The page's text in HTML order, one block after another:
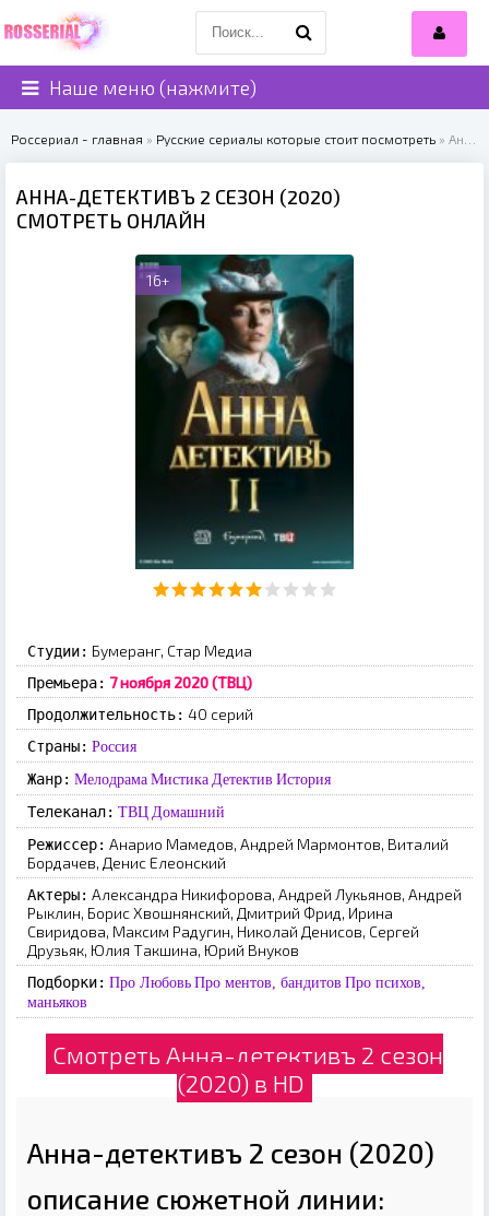
Наше меню (нажмите)
Россериал - главная » Русские сериалы которые стоит посмотреть » Анна-детективъ 2 сезон (2020)
АННА-ДЕТЕКТИВЪ 2 СЕЗОН (2020)
СМОТРЕТЬ ОНЛАЙН
16+
Студии: Бумеранг, Стар Медиа
Премьера: 7 ноября 2020 (ТВЦ)
Продолжительность: 40 серий
Страны: Россия
Жанр: Мелодрама Мистика Детектив История
Телеканал: ТВЦ Домашний
Режиссер: Анарио Мамедов, Андрей Мармонтов, Виталий
Бордачев, Денис Елеонский
Актеры: Александра Никифорова, Андрей Лукьянов, Андрей
Рыклин, Борис Хвошнянский, Дмитрий Фрид, Ирина
Свиридова, Максим Радугин, Николай Денисов, Сергей
Друзьяк, Юлия Такшина, Юрий Внуков
Подборки: Про Любовь Про ментов, бандитов Про психов,
маньяков
Смотреть Анна-детективъ 2 сезон
(2020) в HD
Анна-детективъ 2 сезон (2020)
описание сюжетной линии: